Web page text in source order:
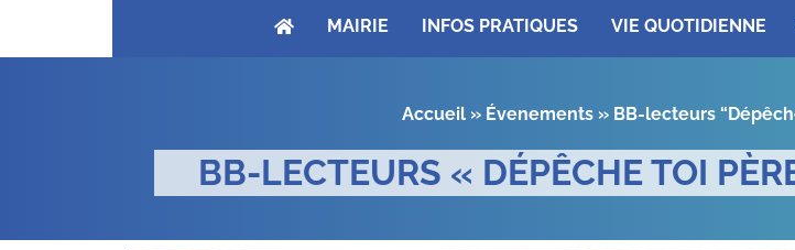
MAIRIE INFOS PRATIQUES VIE QUOTIDIENNE
Accueil» Évenements» BB-lecteurs
BB-LECTEURS « DÉPÊCHE TOI